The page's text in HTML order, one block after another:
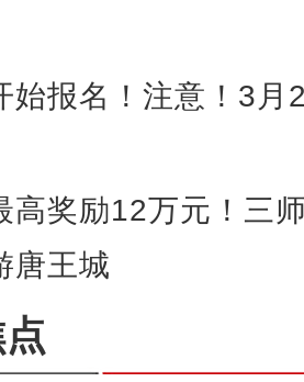
始报名！注意！3月
高奖励12万元！三
唐王城